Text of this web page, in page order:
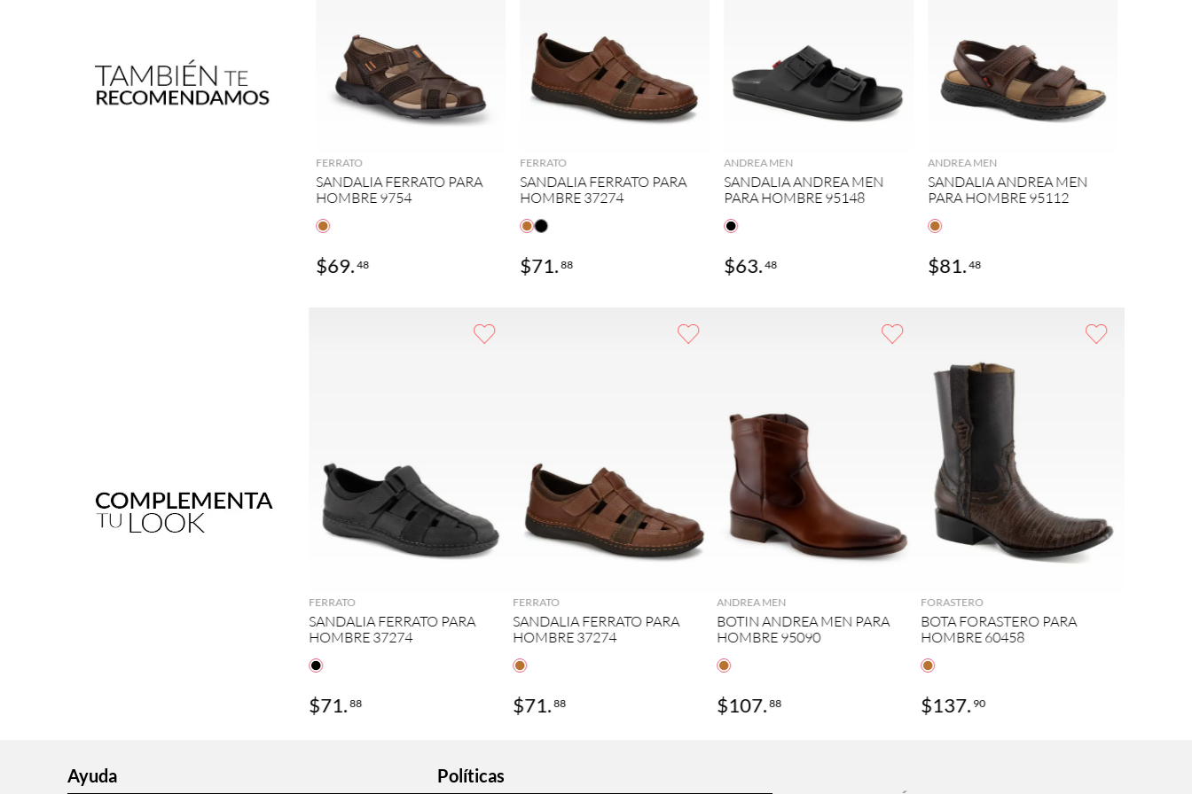
AGREGAR
FERRATO
SANDALIA FERRATO PARA
HOMBRE 9754
$69.48
AGREGAR
FERRATO
SANDALIA FERRATO PARA
HOMBRE 37274
$71.88
AGREGAR
ANDREA MEN
SANDALIA ANDREA MEN
PARA HOMBRE 95148
$63.48
AGREGAR
ANDREA MEN
SANDALIA ANDREA MEN
PARA HOMBRE 95112
$81.48
FERRATO
SANDALIA FERRATO PARA
HOMBRE 37274
$71.88
AGREGAR
FERRATO
SANDALIA FERRATO PARA
HOMBRE 37274
$71.88
AGREGAR
ANDREA MEN
BOTIN ANDREA MEN PARA
HOMBRE 95090
$107.88
AGREGAR
FORASTERO
BOTA FORASTERO PARA
HOMBRE 60458
$137. 90
Ayuda
Políticas